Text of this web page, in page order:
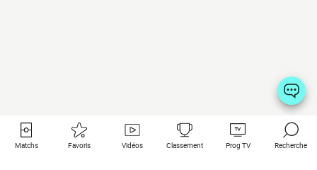
Matchs Favoris Vidéos Classement Prog TV Recherche